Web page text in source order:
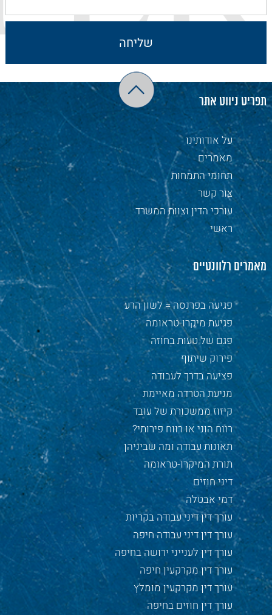
תפריט ניווט אתר
על אודותינו
מאמרים
תחומי התמחות
צור קשר
עורכי הדין וצוות המשרד
ראשי
מאמרים רלוונטיים
פגיעה בפרנסה = לשון הרע
פגיעת מיקרו-טראומה
פגם של טעות בחוזה
פירוק שיתוף
פציעה בדרך לעבודה
מניעת הטרדה מאיימת
קיזוז ממשכורת של עובד
רווח הוני או רווח פירותי?
תאונות עבודה ומה שביניהן
תורת המיקרו-טראומה
דיני חוזים
דמי אבטלה
עורך דין דיני עבודה בקריות
עורך דין דיני עבודה חיפה
עורך דין לענייני ירושה בחיפה
עורך דין מקרקעין חיפה
עורך דין מקרקעין מומלץ
עורך דין חוזים בחיפה